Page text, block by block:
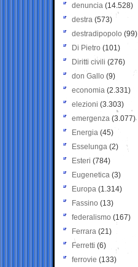
denuncia (14.528)
destra (573)
destradipopolo (99)
Di Pietro (101)
Diritti civili (276)
don Gallo (9)
economia (2.331)
elezioni (3.303)
emergenza (3.077)
Energia (45)
Esselunga (2)
Esteri (784)
Eugenetica (3)
Europa (1.314)
Fassino (13)
federalismo (167)
Ferrara (21)
Ferretti (6)
ferrovie (133)